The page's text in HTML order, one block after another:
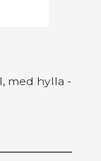
med hylla -